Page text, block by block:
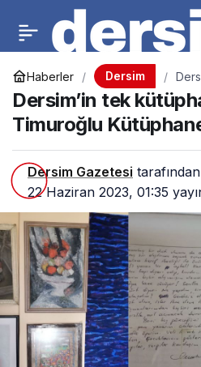
Haberler Dersim
Dersim’in tek
Timuroğlu
Dersim Gazetesi
22 Haziran 2023, 01:35